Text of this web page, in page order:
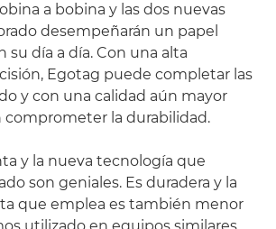
a bobina y las dos nuevas
desempeñarán un papel
día a día. Con una alta
Egotag puede completar las
y con una calidad aún mayor
comprometer la durabilidad.
y la nueva tecnología que
son geniales. Es duradera y la
que emplea es también menor